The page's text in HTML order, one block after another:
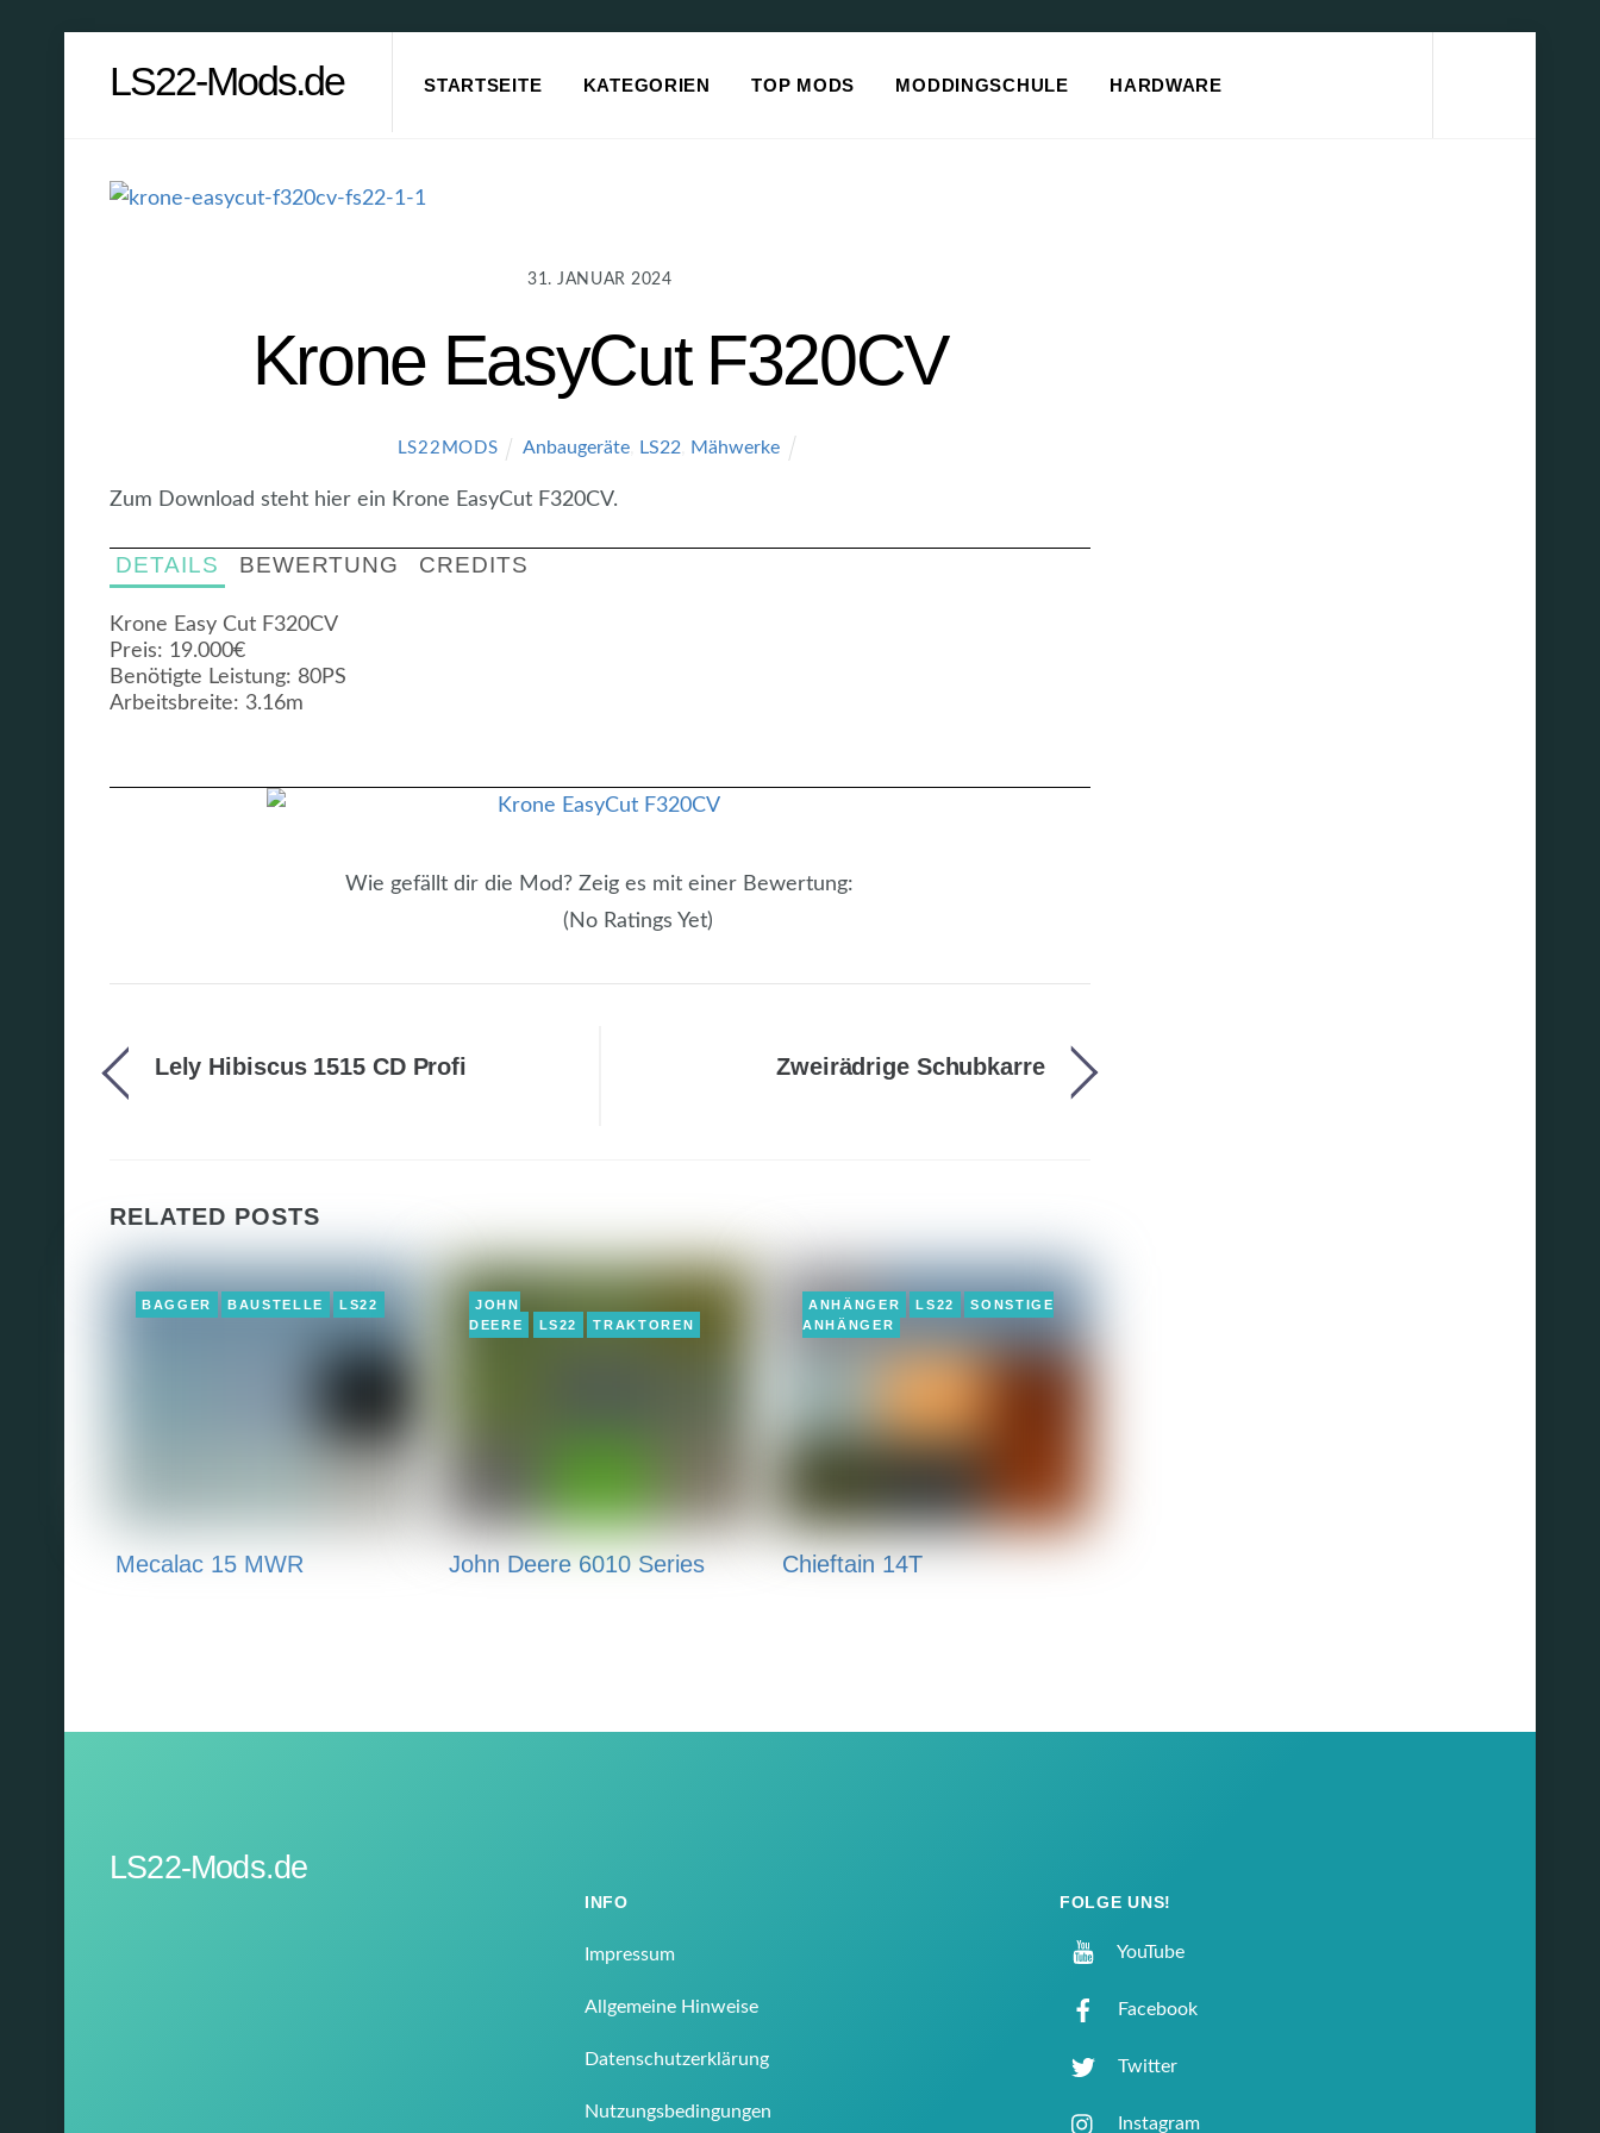
LS22-Mods.de STARTSEITE KATEGORIEN TOP MODS MODDINGSCHULE HARDWARE
31. JANUAR 2024
Krone EasyCut F320CV
LS22MODS Anbaugeräte, LS22 Mähwerke
Zum Download steht hier ein Krone EasyCut F320CV.
DETAILS BEWERTUNG CREDITS
Krone Easy Cut F320CV
Preis: 19.000€
Benötigte Leistung: 80PS
Arbeitsbreite: 3.16m
Wie gefällt dir die Mod? Zeig es mit einer Bewertung:
(No Ratings Yet)
Lely Hibiscus 1515 CD Profi Zweirädrige Schubkarre
RELATED POSTS
BAGGER BAUSTELLE LS22
Mecalac 15 MWR
JOHN
DEERE
LS22 TRAKTOREN
John Deere 6010 Series
ANHÄNGER LS22
SONSTIGE
ANHÄNGER
Chieftain 14T
LS22-Mods.de
INFO
Impressum
Allgemeine Hinweise
Datenschutzerklärung
Nutzungsbedingungen
FOLGE UNS!
YouTube
Facebook
Twitter
Instagram